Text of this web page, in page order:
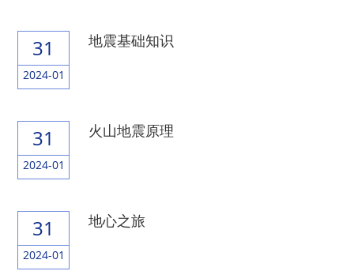
31
2024-01
地震基础知识
31
2024-01
火山地震原理
31
2024-01
地心之旅